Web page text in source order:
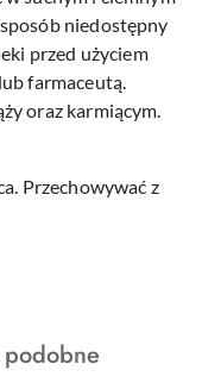
niedostępny
przed użyciem
farmaceutą.
oraz karmiącym.
Przechowywać z